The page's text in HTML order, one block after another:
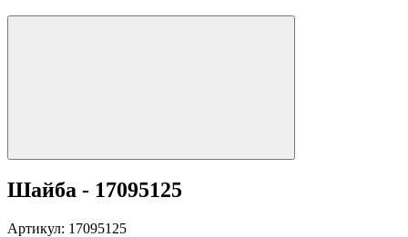
Шайба - 17095125
Артикул: 17095125